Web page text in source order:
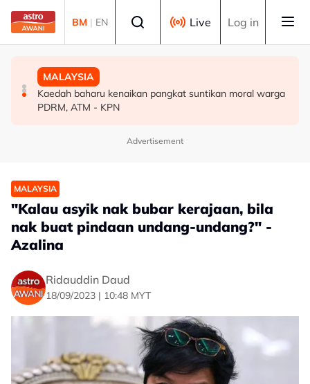
Skip to main content
BM | EN Live Log in
MALAYSIA
TalentCorp lancar MyHeart Global Connect untuk bakat
Malaysia di luar negara
MALAYSIA
Dua penculik maut berbalas tembakan, dua mangsa
diselamatkan - Polis
MALAYSIA
Kaedah baharu kenaikan pangkat suntikan moral warga
PDRM, ATM - KPN
Advertisement
MALAYSIA
"Kalau asyik nak bubar kerajaan, bila
nak buat pindaan undang-undang?" -
Azalina
Ridauddin Daud
18/09/2023 | 10:48 MYT